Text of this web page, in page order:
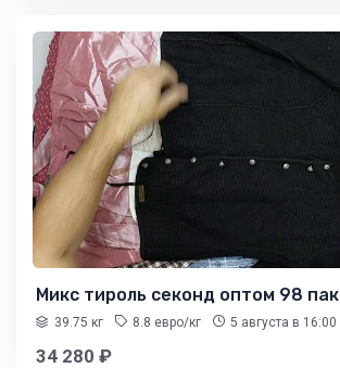
Микс тироль секонд оптом 98 пак
39.75 кг 8.8 евро/кг 5 августа в 16:00
34 280 ₽